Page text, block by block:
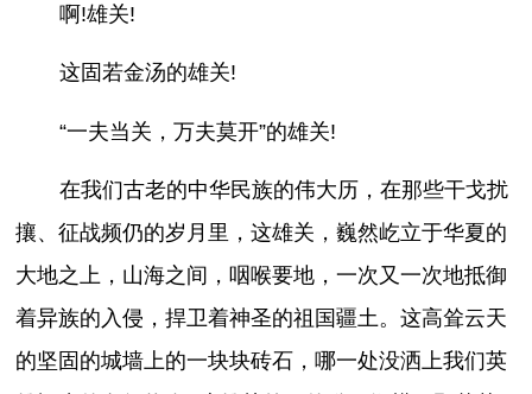
啊!雄关!
这固若金汤的雄关!
“一夫当关，万夫莫开”的雄关!
在我们古老的中华民族的伟大历，在那些干戈扰
攘、征战频仍的岁月里，这雄关，巍然屹立于华夏的
大地之上，山海之间，咽喉要地，一次又一次地抵御
着异族的入侵，捍卫着神圣的祖国疆土。这高耸云天
的坚固的城墙上的一块块砖石，哪一处没洒上我们英